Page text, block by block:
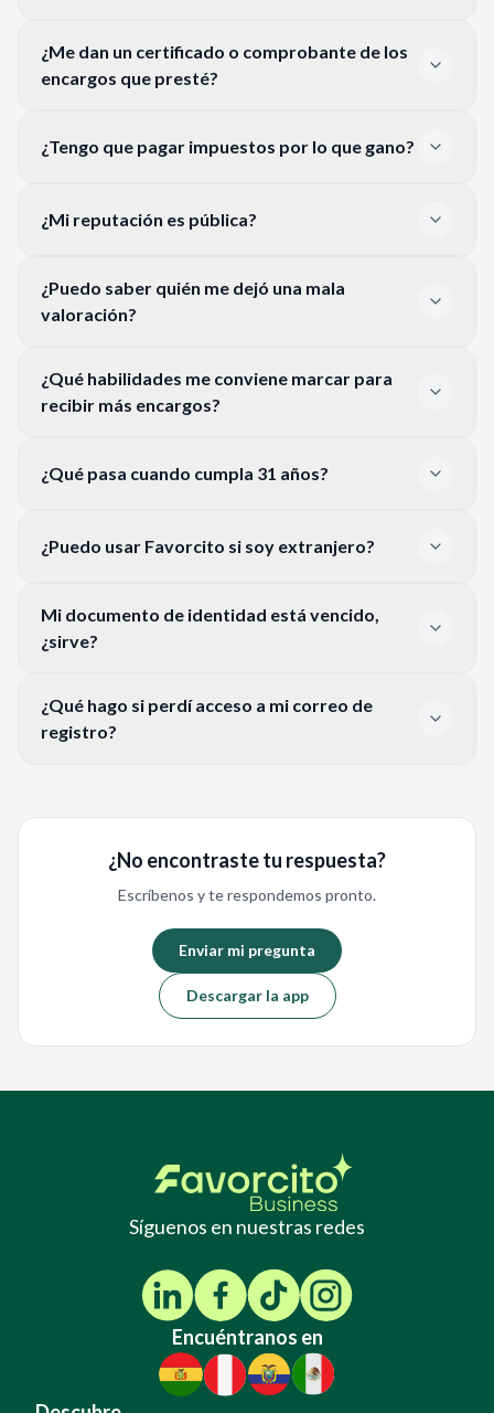
¿Me dan un certificado o comprobante de los
encargos que presté?
¿Tengo que pagar impuestos por lo que gano?
¿Mi reputación es pública?
¿Puedo saber quién me dejó una mala
valoración?
¿Qué habilidades me conviene marcar para
recibir más encargos?
¿Qué pasa cuando cumpla 31 años?
¿Puedo usar Favorcito si soy extranjero?
Mi documento de identidad está vencido,
¿sirve?
¿Qué hago si perdí acceso a mi correo de
registro?
¿No encontraste tu respuesta?
Escríbenos y te respondemos pronto.
Enviar mi pregunta
Descargar la app
Síguenos en nuestras redes
Encuéntranos en